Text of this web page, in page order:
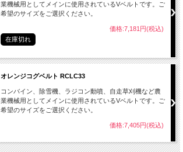
業機械用としてメインに使用されているVベルトです。ご
希望のサイズをご選択ください。
価格:7,181円(税込)
在庫切れ
オレンジコグベルト RCLC33
コンバイン、除雪機、ラジコン動噴、自走草刈機など農
業機械用としてメインに使用されているVベルトです。ご
希望のサイズをご選択ください。
価格:7,405円(税込)